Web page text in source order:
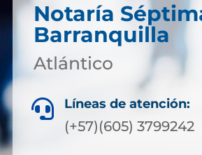
Notaría
Barranquilla
Atlántico
 Líneas de atención:
(+57)(605) 3799242